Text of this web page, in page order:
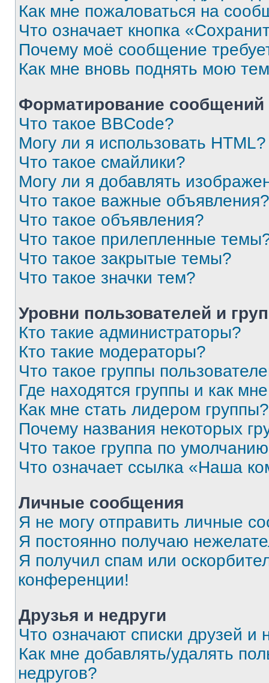
Как мне пожаловаться на
Что означает кнопка
Почему моё сообщение
Как мне вновь поднять мою
Форматирование
Что такое BBCode?
Могу ли я использовать HTML?
Что такое смайлики?
Могу ли я добавлять
Что такое важные объявления?
Что такое объявления?
Что такое прилепленные
Что такое закрытые темы?
Что такое значки тем?
Уровни пользователей и
Кто такие администраторы?
Кто такие модераторы?
Что такое группы
Где находятся группы и как
Как мне стать лидером группы?
Почему названия некоторых
Что такое группа по
Что означает ссылка «Наша
Личные сообщения
Я не могу отправить личные
Я постоянно получаю
Я получил спам или
конференции!
Друзья и недруги
Что означают списки друзей и
Как мне добавлять/удалять
недругов?